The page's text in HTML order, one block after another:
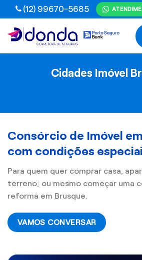
Skip
to
content
(12) 99670-5685
Cidades Imóvel
Consórcio de Imóvel
com condições
Para quem quer comprar casa,
terreno; ou mesmo começar uma
reforma em Brusque.
VAMOS CONVERSAR